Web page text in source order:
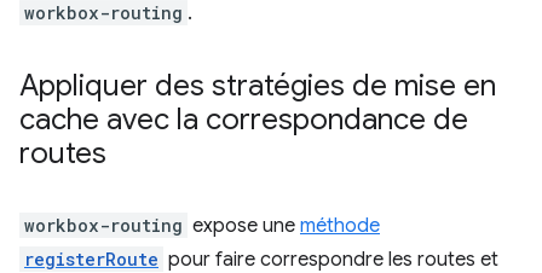
workbox-routing .
Appliquer des stratégies de mise en
cache avec la correspondance de
routes
workbox-routing expose une méthode
registerRoute pour faire correspondre les routes et